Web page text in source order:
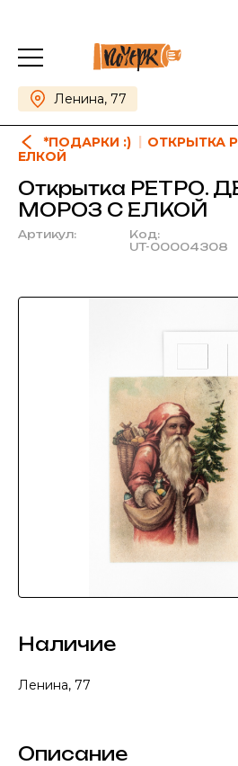
Ленина, 77
*ПОДАРКИ :)
ОТКРЫТКА
ЕЛКОЙ
Открытка РЕТРО.
МОРОЗ С ЕЛКОЙ
Артикул:
Код:
UT-00004308
Наличие
Ленина, 77
Описание